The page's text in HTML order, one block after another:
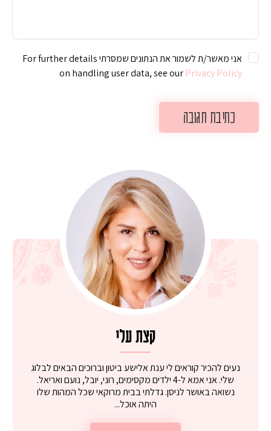
אני מאשר/ת לשמור את הנתונים שמסרתי For further details
on handling user data, see our Privacy Policy
קצת עלי
נעים להכיר קוראים לי ענת אלישע ביטון וברוכים הבאים לבלוג
שלי. אני אמא ל-4 ילדים מקסימים, רוני, יובל, נועם ואריאל.
נשואה באושר לניסן. גדלתי בבית מרוקאי שכל המהות שלו
היתה אוכל...